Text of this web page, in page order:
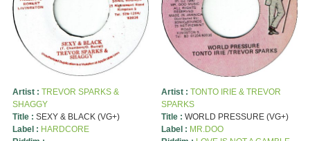
Artist : TREVOR SPARKS &
SHAGGY
Title : SEXY & BLACK (VG+)
Label : HARDCORE
Artist : TONTO IRIE & TREVOR
SPARKS
Title : WORLD PRESSURE (VG+)
Label : MR.DOO